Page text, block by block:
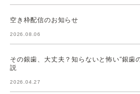
空き枠配信のお知らせ
2026.08.06
その銀歯、大丈夫？知らないと怖い“銀歯
説
2026.04.27